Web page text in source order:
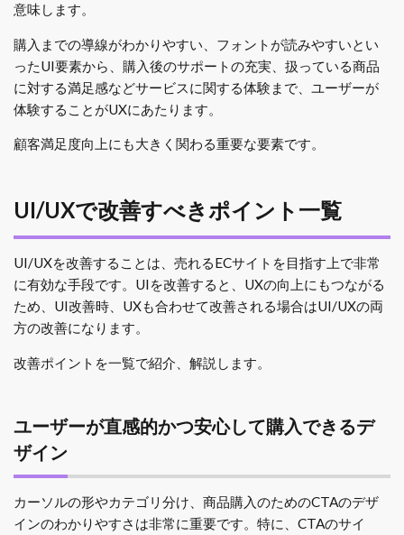
意味します。
購入までの導線がわかりやすい、フォントが読みやすいとい
ったUI要素から、購入後のサポートの充実、扱っている商品
に対する満足感などサービスに関する体験まで、ユーザーが
体験することがUXにあたります。
顧客満足度向上にも大きく関わる重要な要素です。
UI/UXで改善すべきポイント一覧
UI/UXを改善することは、売れるECサイトを目指す上で非常
に有効な手段です。UIを改善すると、UXの向上にもつながる
ため、UI改善時、UXも合わせて改善される場合はUI/UXの両
方の改善になります。
改善ポイントを一覧で紹介、解説します。
ユーザーが直感的かつ安心して購入できるデ
ザイン
カーソルの形やカテゴリ分け、商品購入のためのCTAのデザ
インのわかりやすさは非常に重要です。特に、CTAのサイ